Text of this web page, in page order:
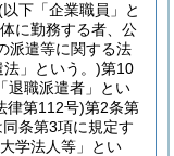
以下「企業職員」と
に勤務する者、公
派遣等に関する法
」という。)第10
退職派遣者」とい
律第112号)第2条第
条第3項に規定す
学法人等」とい